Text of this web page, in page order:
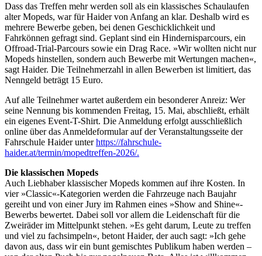
Dass das Treffen mehr werden soll als ein klassisches Schaulaufen
alter Mopeds, war für Haider von Anfang an klar. Deshalb wird es
mehrere Bewerbe geben, bei denen Geschicklichkeit und
Fahrkönnen gefragt sind. Geplant sind ein Hindernisparcours, ein
Offroad-Trial-Parcours sowie ein Drag Race. »Wir wollten nicht nur
Mopeds hinstellen, sondern auch Bewerbe mit Wertungen machen«,
sagt Haider. Die Teilnehmerzahl in allen Bewerben ist limitiert, das
Nenngeld beträgt 15 Euro.
Auf alle Teilnehmer wartet außerdem ein besonderer Anreiz: Wer
seine Nennung bis kommenden Freitag, 15. Mai, abschließt, erhält
ein eigenes Event-T-Shirt. Die Anmeldung erfolgt ausschließlich
online über das Anmeldeformular auf der Veranstaltungsseite der
Fahrschule Haider unterhttps://fahrschule-
haider.at/termin/mopedtreffen-2026/.
Die klassischen Mopeds
Auch Liebhaber klassischer Mopeds kommen auf ihre Kosten. In
vier »Classic«-Kategorien werden die Fahrzeuge nach Baujahr
gereiht und von einer Jury im Rahmen eines »Show and Shine«-
Bewerbs bewertet. Dabei soll vor allem die Leidenschaft für die
Zweiräder im Mittelpunkt stehen. »Es geht darum, Leute zu treffen
und viel zu fachsimpeln«, betont Haider, der auch sagt: »Ich gehe
davon aus, dass wir ein bunt gemischtes Publikum haben werden –